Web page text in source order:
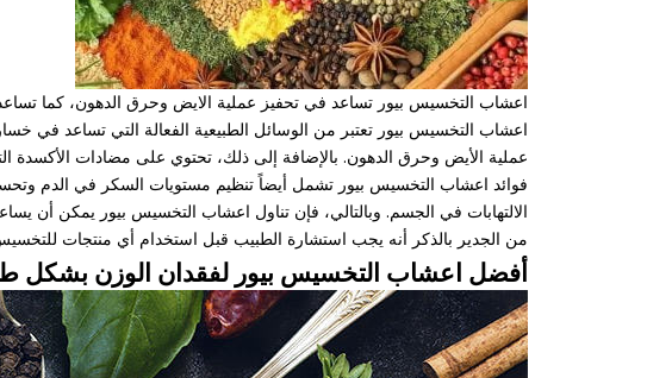
اعشاب التخسيس بيور تساعد في تحفيز عملية الايض وحرق الدهون، كما
اعشاب التخسيس بيور تعتبر من الوسائل الطبيعية الفعالة التي تساعد في
عملية الأيض وحرق الدهون. بالإضافة إلى ذلك، تحتوي على مضادات الأكسدة
فوائد اعشاب التخسيس بيور تشمل أيضاً تنظيم مستويات السكر في الدم
الالتهابات في الجسم. وبالتالي، فإن تناول اعشاب التخسيس بيور يمكن
من الجدير بالذكر أنه يجب استشارة الطبيب قبل استخدام أي منتجات
أفضل اعشاب التخسيس بيور لفقدان الوزن بشكل